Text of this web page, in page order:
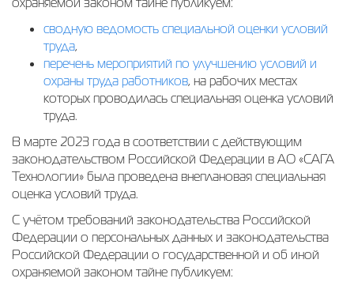
сводную ведомость специальной оценки условий
труда,
перечень мероприятий по улучшению условий и
охраны труда работников, на рабочих местах
которых проводилась специальная оценка условий
труда.
В марте 2023 года в соответствии с действующим
законодательством Российской Федерации в АО «САГА
Технологии» была проведена внеплановая специальная
оценка условий труда.
С учётом требований законодательства Российской
Федерации о персональных данных и законодательства
Российской Федерации о государственной и об иной
охраняемой законом тайне публикуем: